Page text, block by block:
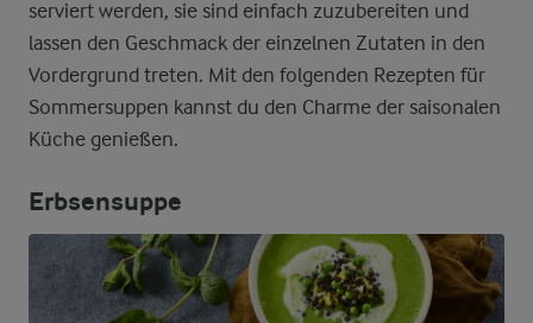
serviert werden, sie sind einfach zuzubereiten und
lassen den Geschmack der einzelnen Zutaten in den
Vordergrund treten. Mit den folgenden Rezepten für
Sommersuppen kannst du den Charme der saisonalen
Küche genießen.
Erbsensuppe